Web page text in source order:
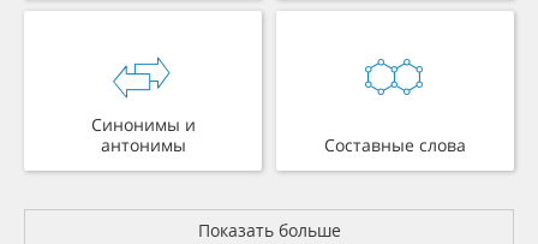
Синонимы и
антонимы
Составные слова
Показать больше